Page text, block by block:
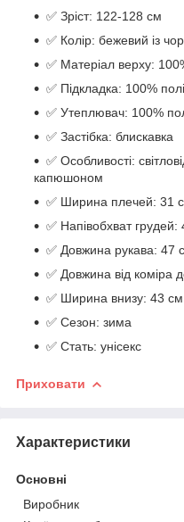
✅ Зріст: 122-128 см
✅ Колір: бежевий із
✅ Матеріал верху:
✅ Підкладка: 100%
✅ Утеплювач: 100%
✅ Застібка: блискавка
✅ Особливості:
капюшоном
✅ Ширина плечей: 31
✅ Напівобхват грудей:
✅ Довжина рукава: 47
✅ Довжина від коміра
✅ Ширина внизу: 43 см
✅ Сезон: зима
✅ Стать: унісекс
Приховати
Характеристики
Основні
Виробник